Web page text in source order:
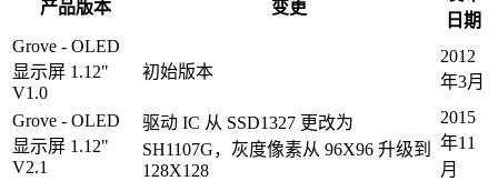
产品版本 变更
日期
Grove - OLED
显示屏 1.12"
V1.0
初始版本
2012
年3月
Grove - OLED
显示屏 1.12"
V2.1
驱动 IC 从 SSD1327 更改为
SH1107G，灰度像素从 96X96 升级到
128X128
2015
年11
月